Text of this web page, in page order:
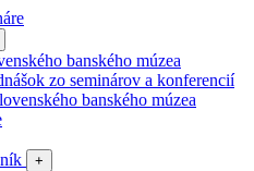
banského múzea
zo seminárov a konferencií
banského múzea
+